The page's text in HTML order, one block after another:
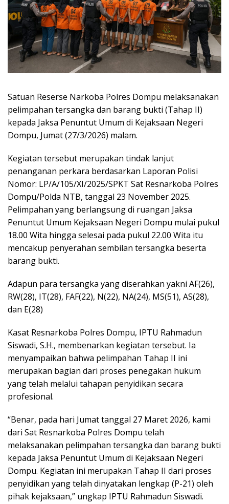
Satuan Reserse Narkoba Polres Dompu melaksanakan
pelimpahan tersangka dan barang bukti (Tahap II)
kepada Jaksa Penuntut Umum di Kejaksaan Negeri
Dompu, Jumat (27/3/2026) malam.
Kegiatan tersebut merupakan tindak lanjut
penanganan perkara berdasarkan Laporan Polisi
Nomor: LP/A/105/XI/2025/SPKT Sat Resnarkoba Polres
Dompu/Polda NTB, tanggal 23 November 2025.
Pelimpahan yang berlangsung di ruangan Jaksa
Penuntut Umum Kejaksaan Negeri Dompu mulai pukul
18.00 Wita hingga selesai pada pukul 22.00 Wita itu
mencakup penyerahan sembilan tersangka beserta
barang bukti.
Adapun para tersangka yang diserahkan yakni AF(26),
RW(28), IT(28), FAF(22), N(22), NA(24), MS(51), AS(28),
dan E(28)
Kasat Resnarkoba Polres Dompu, IPTU Rahmadun
Siswadi, S.H., membenarkan kegiatan tersebut. Ia
menyampaikan bahwa pelimpahan Tahap II ini
merupakan bagian dari proses penegakan hukum
yang telah melalui tahapan penyidikan secara
profesional.
“Benar, pada hari Jumat tanggal 27 Maret 2026, kami
dari Sat Resnarkoba Polres Dompu telah
melaksanakan pelimpahan tersangka dan barang bukti
kepada Jaksa Penuntut Umum di Kejaksaan Negeri
Dompu. Kegiatan ini merupakan Tahap II dari proses
penyidikan yang telah dinyatakan lengkap (P-21) oleh
pihak kejaksaan,” ungkap IPTU Rahmadun Siswadi.